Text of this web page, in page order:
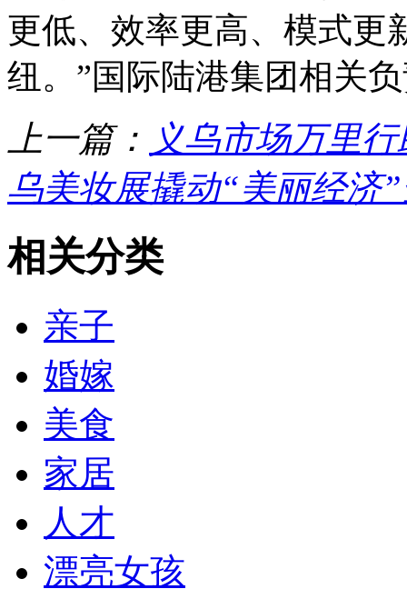
更低、效率更高、模式更
纽。”国际陆港集团相关
上一篇： 义乌市场万里
乌美妆展撬动“美丽经济
相关分类
亲子
婚嫁
美食
家居
人才
漂亮女孩